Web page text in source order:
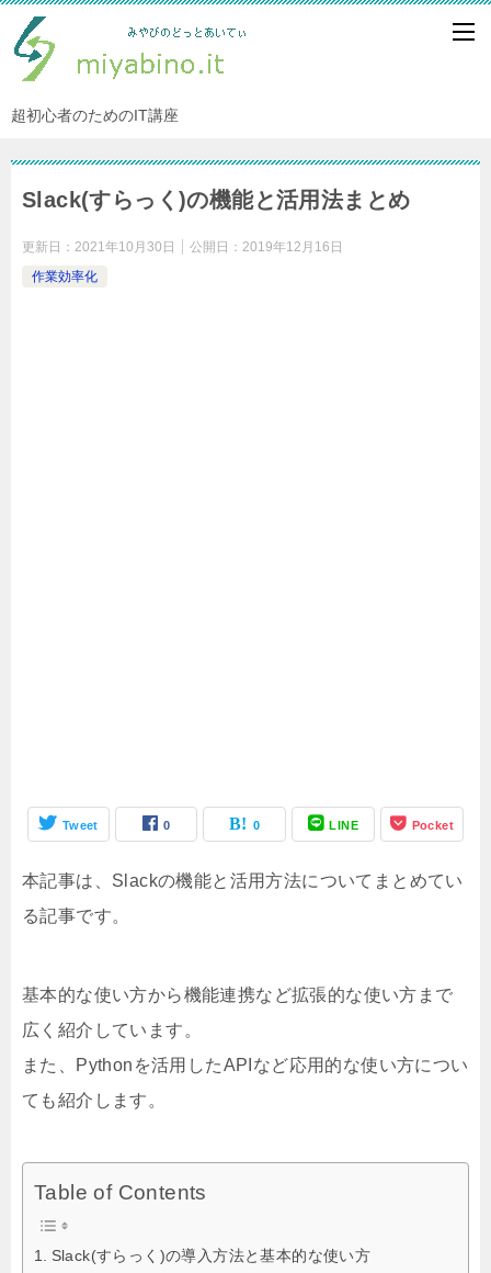
超初心者のためのIT講座
Slack(すらっく)の機能と活用法まとめ
更新日： 2021年10月30日 公開日： 2019年12月16日
作業効率化
Tweet 0 0 LINE Pocket
本記事は、Slackの機能と活用方法についてまとめてい
る記事です。
基本的な使い方から機能連携など拡張的な使い方まで
広く紹介しています。
また、Pythonを活用したAPIなど応用的な使い方につい
ても紹介します。
Table of Contents
Slack(すらっく)の導入方法と基本的な使い方